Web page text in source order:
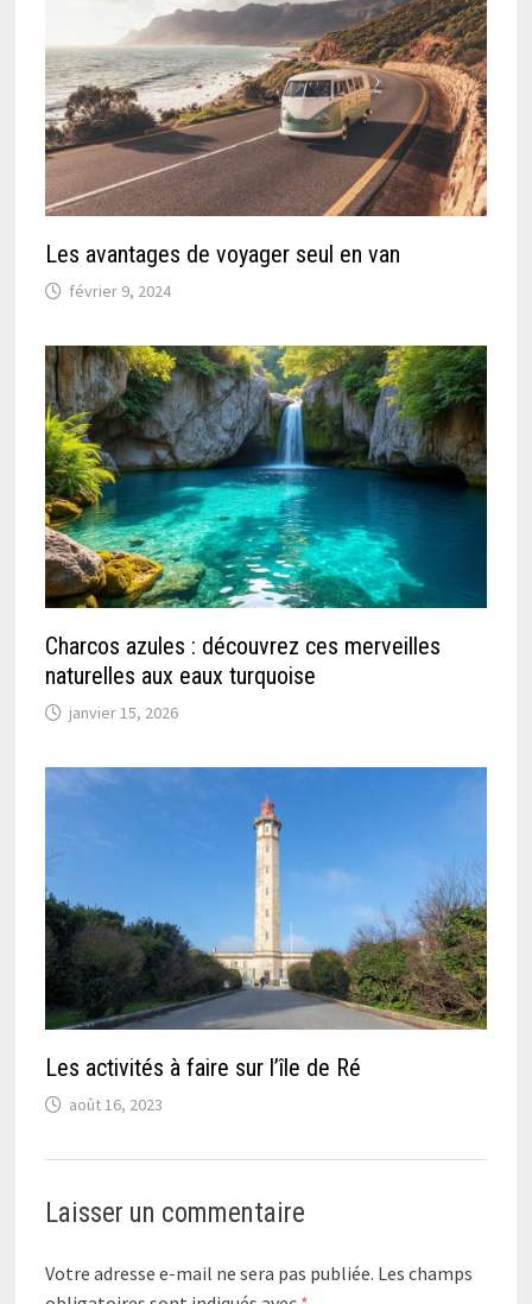
Les avantages de voyager seul en van
février 9, 2024
Charcos azules : découvrez ces merveilles
naturelles aux eaux turquoise
janvier 15, 2026
Les activités à faire sur l’île de Ré
août 16, 2023
Laisser un commentaire
Votre adresse e-mail ne sera pas publiée. Les champs